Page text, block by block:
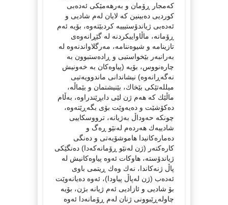
كه‌مجار ڕۆمان و به‌رهه‌مێكی ئه‌ده‌بی
كوردیی ده‌بینین كه‌ لایان له‌م شادیی و
ئه‌ده‌بی ژیاندۆستیییه‌ كردبێته‌وه‌‌، بۆیه‌ ئه‌م
ڕۆمانه‌، ماڵاواییكردنه‌ له‌ گێڕانه‌وه‌ی
تازینامه‌ و شیوه‌ننامه‌، مه‌رگلاواندنه‌وه‌ له‌
به‌رانبه‌ر بێخواستیی و ڕاده‌ستبوون به‌
چاره‌نووس، بۆیه‌ (پیاوه‌كان به‌ خه‌ونیش
نه‌گه‌ڕانه‌وه‌) نیشاندانی ماندوویه‌تیی
میلله‌تێكی بێخاك، بێنیشتمان و بێماڵه‌،
ماڵێك كه‌ هه‌م ژن لێی دابڕێندراوه‌، به‌ڵام
ده‌كۆشێت و ده‌یه‌وێت بۆی بگه‌ڕێته‌وه‌،
چونكه‌ حه‌وداڵ به‌ژیانه‌، ترووسكاییی
شادییه‌ك هه‌رده‌م له‌نێو ڕه‌گ و
ده‌ماره‌كانیدا هاموشۆیه‌تی و ده‌نگی
كاره‌كته‌ر (ژن له‌نێو ڕۆمانه‌كه‌دا) ده‌نگێكی
ژیاندۆسته‌، هاوكات ئه‌وه‌ پیاوه‌كانیش له‌
پاڵ ژنه‌كاندا، نه‌ك وه‌ك ڕیتمی باوی
ئه‌ده‌ب (ژن له‌پاڵ پیاودا)، ئه‌وه‌ ده‌یانه‌وێت
بۆ‌ شادیی و ئازادیی ئه‌م ژیانه‌ بژن، بۆیه‌
چاوله‌ڕێبوونی ژنان له‌م ڕۆمانه‌دا ئه‌وه‌